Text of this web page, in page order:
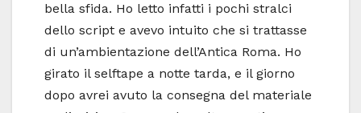
bella sfida. Ho letto infatti i pochi stralci
dello script e avevo intuito che si trattasse
di un’ambientazione dell’Antica Roma. Ho
girato il selftape a notte tarda, e il giorno
dopo avrei avuto la consegna del materiale